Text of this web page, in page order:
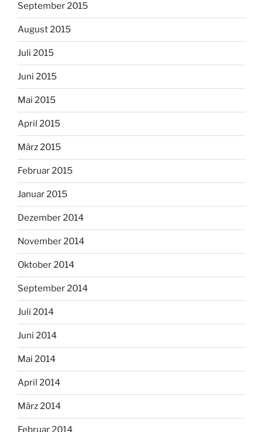
September 2015
August 2015
Juli 2015
Juni 2015
Mai 2015
April 2015
März 2015
Februar 2015
Januar 2015
Dezember 2014
November 2014
Oktober 2014
September 2014
Juli 2014
Juni 2014
Mai 2014
April 2014
März 2014
Februar 2014